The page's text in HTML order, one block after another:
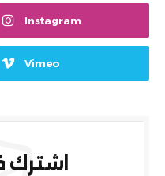
Instagram
Vimeo
اشترك